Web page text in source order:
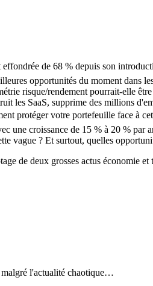
de 68 % depuis son
opportunités du moment
risque/rendement pourrait-elle
les SaaS, supprime des millions
protéger votre portefeuille face à
une croissance de 15 % à 20 %
vague ? Et surtout, quelles
de deux grosses actus économie et
malgré l'actualité chaotique…